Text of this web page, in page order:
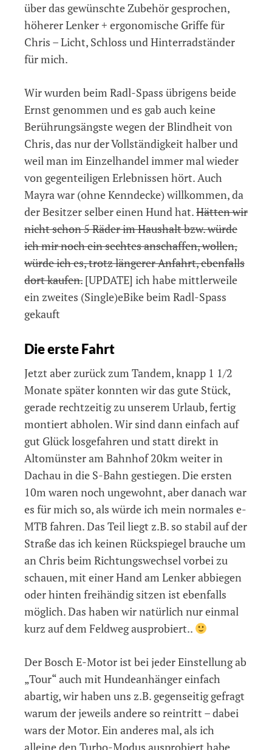
über das gewünschte Zubehör gesprochen,
höherer Lenker + ergonomische Griffe für
Chris – Licht, Schloss und Hinterradständer
für mich.
Wir wurden beim Radl-Spass übrigens beide
Ernst genommen und es gab auch keine
Berührungsängste wegen der Blindheit von
Chris, das nur der Vollständigkeit halber und
weil man im Einzelhandel immer mal wieder
von gegenteiligen Erlebnissen hört. Auch
Mayra war (ohne Kenndecke) willkommen, da
der Besitzer selber einen Hund hat.Hätten wir
nicht schon 5 Räder im Haushalt bzw. würde
ich mir noch ein sechtes anschaffen, wollen,
würde ich es, trotz längerer Anfahrt, ebenfalls
dort kaufen. [UPDATE] ich habe mittlerweile
ein zweites (Single)eBike beim Radl-Spass
gekauft
Die erste Fahrt
Jetzt aber zurück zum Tandem, knapp 1 1/2
Monate später konnten wir das gute Stück,
gerade rechtzeitig zu unserem Urlaub, fertig
montiert abholen. Wir sind dann einfach auf
gut Glück losgefahren und statt direkt in
Altomünster am Bahnhof 20km weiter in
Dachau in die S-Bahn gestiegen. Die ersten
10m waren noch ungewohnt, aber danach war
es für mich so, als würde ich mein normales e-
MTB fahren. Das Teil liegt z.B. so stabil auf der
Straße das ich keinen Rückspiegel brauche um
an Chris beim Richtungswechsel vorbei zu
schauen, mit einer Hand am Lenker abbiegen
oder hinten freihändig sitzen ist ebenfalls
möglich. Das haben wir natürlich nur einmal
kurz auf dem Feldweg ausprobiert..
Der Bosch E-Motor ist bei jeder Einstellung ab
„Tour“ auch mit Hundeanhänger einfach
abartig, wir haben uns z.B. gegenseitig gefragt
warum der jeweils andere so reintritt – dabei
wars der Motor. Ein anderes mal, als ich
alleine den Turbo-Modus ausprobiert habe,